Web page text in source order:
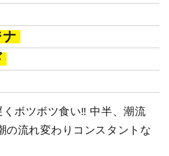
ボツボツ食い‼ 中半、潮流
の流れ変わりコンスタントな